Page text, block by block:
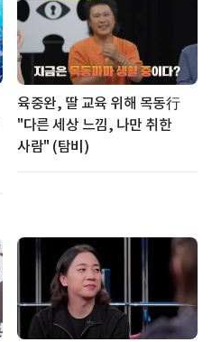
육중완, 딸 교육 위해 목동行
"다른 세상 느낌, 나만 취한
사람" (탐비)